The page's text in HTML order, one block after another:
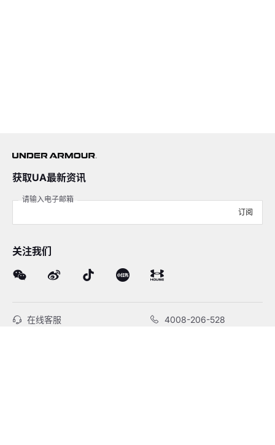
获取UA最新资讯
请输入电子邮箱
订阅
关注我们
在线客服 4008-206-528